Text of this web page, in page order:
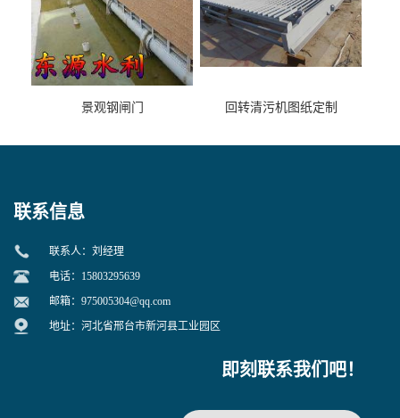
景观钢闸门 回转清污机图纸定制
联系信息
联系人：刘经理
电话：15803295639
邮箱： 975005304@qq.com
地址：河北省邢台市新河县工业园区
即刻联系我们吧！